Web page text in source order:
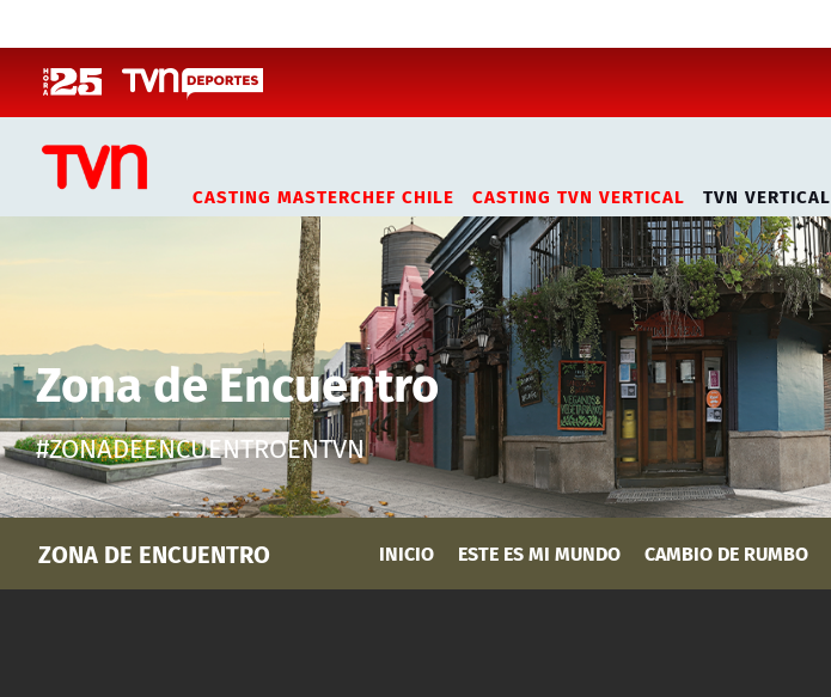
CASTING MASTERCHEF CHILE CASTING TVN VERTICAL TVN VERTICAL
Zona de Encuentro
#ZONADEENCUENTROENTVN
ZONA DE ENCUENTRO INICIO ESTE ES MI MUNDO CAMBIO DE RUMBO